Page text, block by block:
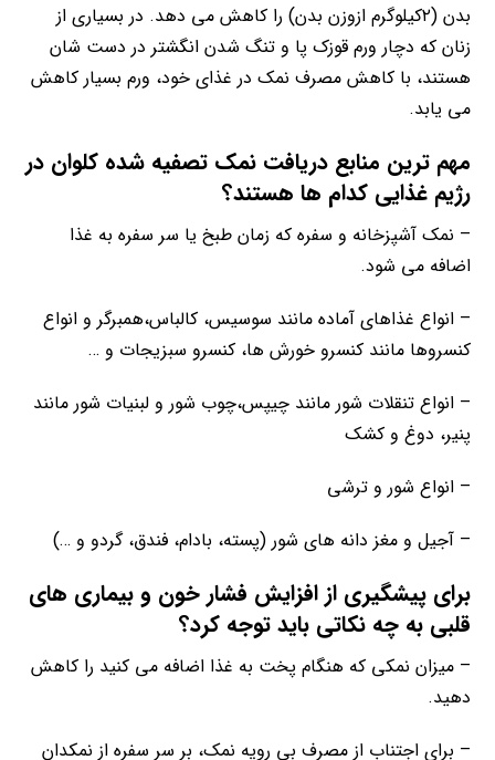
بدن (۲کیلوگرم ازوزن بدن) را کاهش می دهد. در بسیاری از
زنان که دچار ورم قوزک پا و تنگ شدن انگشتر در دست شان
هستند، با کاهش مصرف نمک در غذای خود، ورم بسیار کاهش
می یابد.
مهم ترین منابع دریافت نمک تصفیه شده کلوان در
رژیم غذایی کدام ها هستند؟
– نمک آشپزخانه و سفره که زمان طبخ یا سر سفره به غذا
اضافه می شود.
– انواع غذاهای آماده مانند سوسیس، کالباس،همبرگر و انواع
کنسروها مانند کنسرو خورش ها، کنسرو سبزیجات و …
– انواع تنقلات شور مانند چیپس،چوب شور و لبنیات شور مانند
پنیر، دوغ و کشک
– انواع شور و ترشی
– آجیل و مغز دانه های شور (پسته، بادام، فندق، گردو و …)
برای پیشگیری از افزایش فشار خون و بیماری های
قلبی به چه نکاتی باید توجه کرد؟
– میزان نمکی که هنگام پخت به غذا اضافه می کنید را کاهش
دهید.
– برای اجتناب از مصرف بی رویه نمک، بر سر سفره از نمکدان